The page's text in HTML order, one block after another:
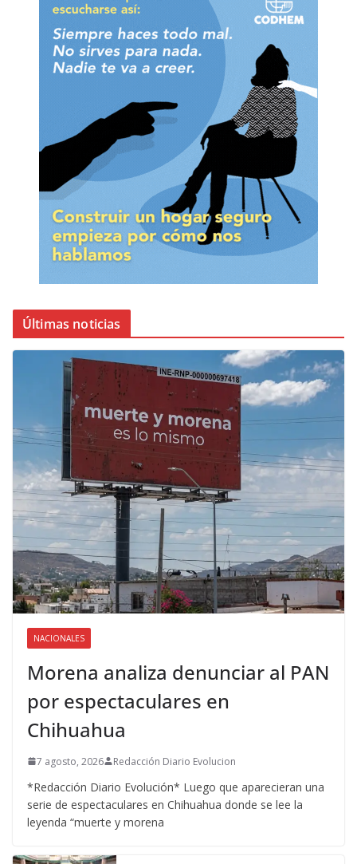
Últimas noticias
NACIONALES
Morena analiza denunciar al PAN
por espectaculares en
Chihuahua
7 agosto, 2026 Redacción Diario Evolucion
*Redacción Diario Evolución* Luego que aparecieran una
serie de espectaculares en Chihuahua donde se lee la
leyenda “muerte y morena